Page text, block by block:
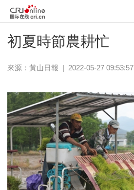
初夏時節農耕忙
來源： 黃山日報 | 2022-05-27 09:53:57